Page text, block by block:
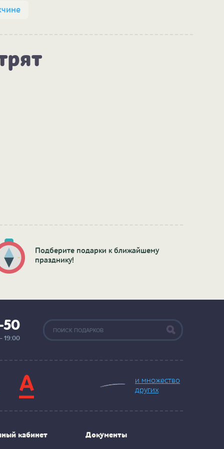
Подберите подарки к ближайшему
празднику!
50
19:00
и множество
других
кабинет Документы